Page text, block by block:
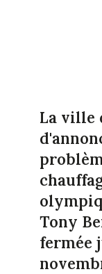
La ville
Tony
fermée